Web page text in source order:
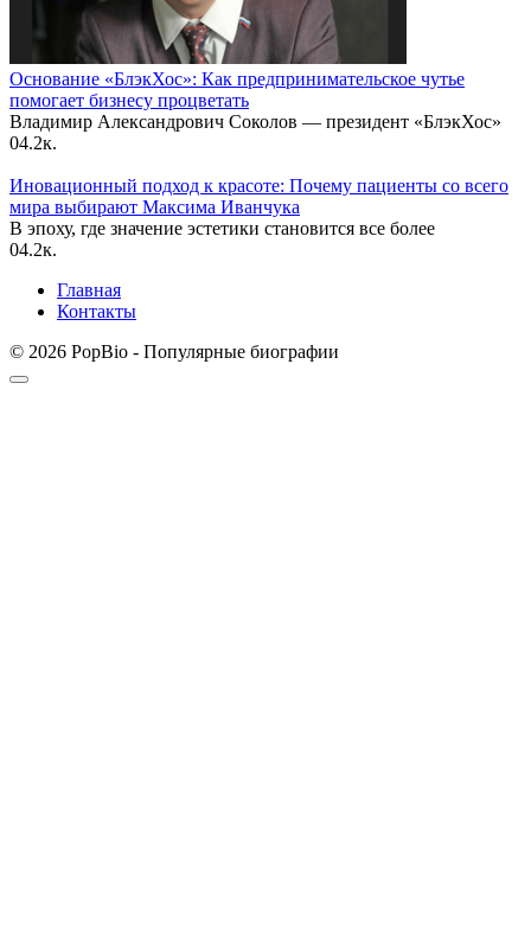
Основание «БлэкХос»: Как предпринимательское чутье
помогает бизнесу процветать
Владимир Александрович Соколов — президент «БлэкХос»
04.2к.
Иновационный подход к красоте: Почему пациенты со всего
мира выбирают Максима Иванчука
В эпоху, где значение эстетики становится все более
04.2к.
Главная
Контакты
© 2026 PopBio - Популярные биографии